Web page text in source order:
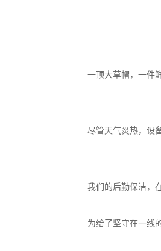
一顶大草帽，一件
尽管天气炎热，设
我们的后勤保洁，
为给了坚守在一线